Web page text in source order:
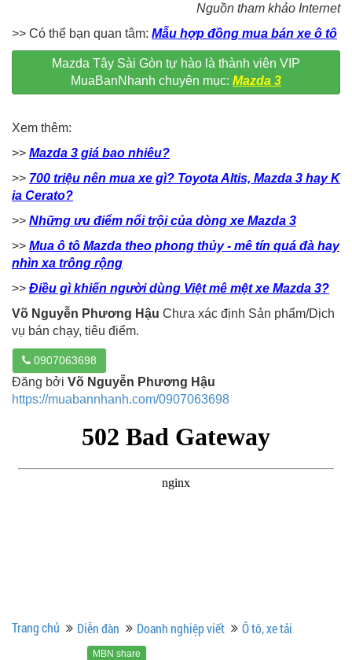
Nguồn tham khảo Internet
>> Có thể bạn quan tâm: Mẫu hợp đồng mua bán xe ô tô
Mazda Tây Sài Gòn tự hào là thành viên VIP
MuaBanNhanh chuyên mục: Mazda 3
Xem thêm:
>> Mazda 3 giá bao nhiêu?
>> 700 triệu nên mua xe gì? Toyota Altis, Mazda 3 hay K
ia Cerato?
>> Những ưu điểm nổi trội của dòng xe Mazda 3
>> Mua ô tô Mazda theo phong thủy - mê tín quá đà hay
nhìn xa trông rộng
>> Điều gì khiến người dùng Việt mê mệt xe Mazda 3?
Võ Nguyễn Phương Hậu Chưa xác định Sản phẩm/Dịch
vụ bán chạy, tiêu điểm.
0907063698
Đăng bởi Võ Nguyễn Phương Hậu
https://muabannhanh.com/0907063698
Trang chủ Diễn đàn Doanh nghiệp viết Ô tô, xe tải
MBN share